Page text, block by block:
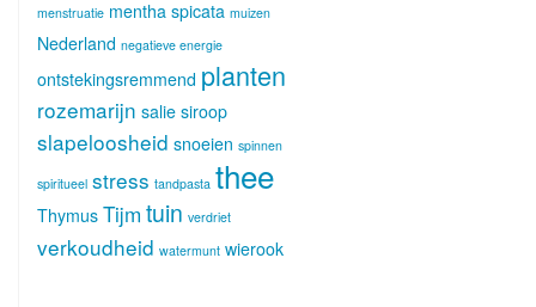
menstruatie mentha spicata muizen
Nederland negatieve energie
ontstekingsremmend planten
rozemarijn salie siroop
slapeloosheid snoeien spinnen
spiritueel stress tandpasta thee
Thymus Tijm tuin verdriet
verkoudheid watermunt wierook